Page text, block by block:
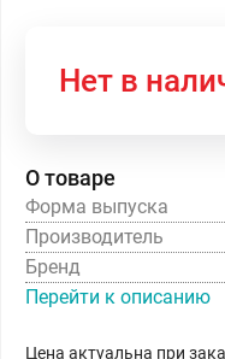
Нет в
О товаре
Форма выпуска
Производитель
Бренд
Перейти к описанию
Цена актуальна при